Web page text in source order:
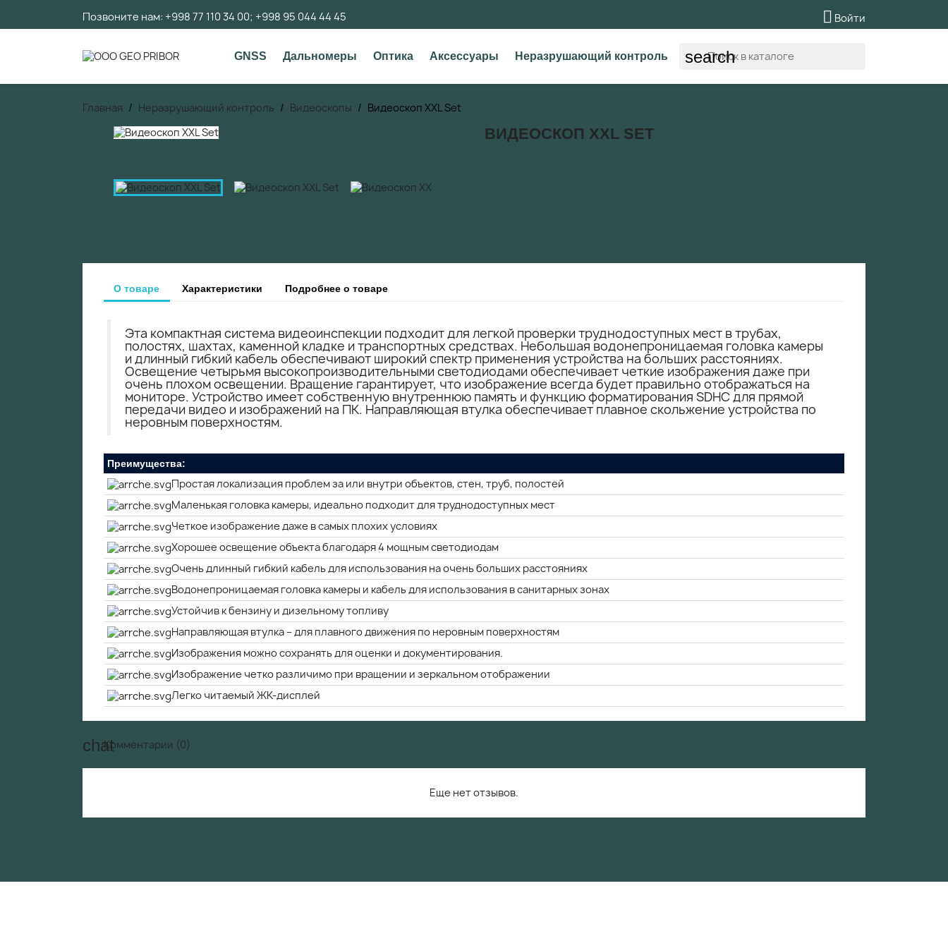
Позвоните нам: +998 77 110 34 00; +998 95 044 44 45  Войти
GNSS Дальномеры Оптика Аксессуары Неразрушающий контроль search
Главная Неразрушающий контроль Видеоскопы Видеоскоп XXL Set
ВИДЕОСКОП XXL SET
О товаре Характеристики Подробнее о товаре
Эта компактная система видеоинспекции подходит для легкой проверки труднодоступных мест в трубах,
полостях, шахтах, каменной кладке и транспортных средствах. Небольшая водонепроницаемая головка камеры
и длинный гибкий кабель обеспечивают широкий спектр применения устройства на больших расстояниях.
Освещение четырьмя высокопроизводительными светодиодами обеспечивает четкие изображения даже при
очень плохом освещении. Вращение гарантирует, что изображение всегда будет правильно отображаться на
мониторе. Устройство имеет собственную внутреннюю память и функцию форматирования SDHC для прямой
передачи видео и изображений на ПК. Направляющая втулка обеспечивает плавное скольжение устройства по
неровным поверхностям.
Преимущества:
Простая локализация проблем за или внутри объектов, стен, труб, полостей
Маленькая головка камеры, идеально подходит для труднодоступных мест
Четкое изображение даже в самых плохих условиях
Хорошее освещение объекта благодаря 4 мощным светодиодам
Очень длинный гибкий кабель для использования на очень больших расстояниях
Водонепроницаемая головка камеры и кабель для использования в санитарных зонах
Устойчив к бензину и дизельному топливу
Направляющая втулка – для плавного движения по неровным поверхностям
Изображения можно сохранять для оценки и документирования.
Изображение четко различимо при вращении и зеркальном отображении
Легко читаемый ЖК-дисплей
Комментарии (0)
Еще нет отзывов.